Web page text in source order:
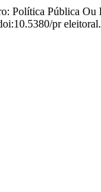
Política Pública Ou
pr